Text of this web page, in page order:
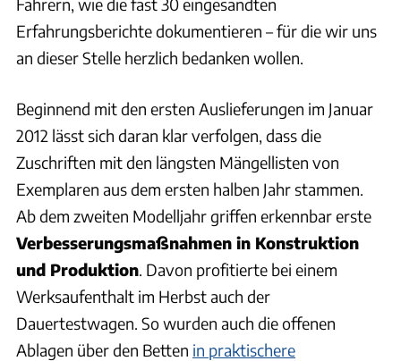
Erfahrungsberichte dokumentieren – für die wir uns
an dieser Stelle herzlich bedanken wollen.
Beginnend mit den ersten Auslieferungen im Januar
2012 lässt sich daran klar verfolgen, dass die
Zuschriften mit den längsten Mängellisten von
Exemplaren aus dem ersten halben Jahr stammen.
Ab dem zweiten Modelljahr griffen erkennbar erste
Verbesserungsmaßnahmen in Konstruktion
und Produktion. Davon profitierte bei einem
Werksaufenthalt im Herbst auch der
Dauertestwagen. So wurden auch die offenen
Ablagen über den Betten in praktischere